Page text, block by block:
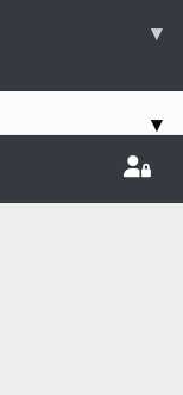
▾
▾